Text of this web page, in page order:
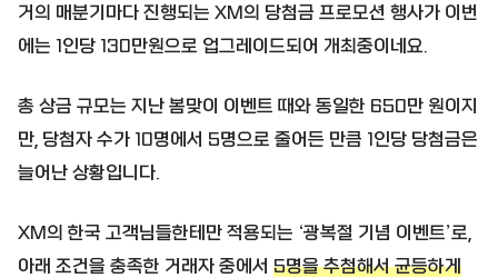
거의 매분기마다 진행되는 XM의 당첨금 프로모션 행사가 이번
에는 1인당 130만원으로 업그레이드되어 개최중이네요.
총 상금 규모는 지난 봄맞이 이벤트 때와 동일한 650만 원이지
만, 당첨자 수가 10명에서 5명으로 줄어든 만큼 1인당 당첨금은
늘어난 상황입니다.
XM의 한국 고객님들한테만 적용되는 ‘광복절 기념 이벤트’로,
아래 조건을 충족한 거래자 중에서 5명을 추첨해서 균등하게